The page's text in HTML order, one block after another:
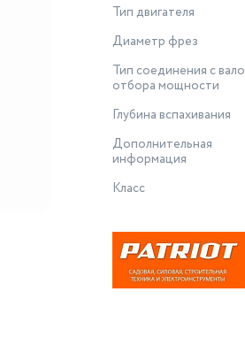
Тип двигателя
Диаметр фрез
Тип соединения с
отбора мощности
Глубина вспахивания
Дополнительная
информация
Класс